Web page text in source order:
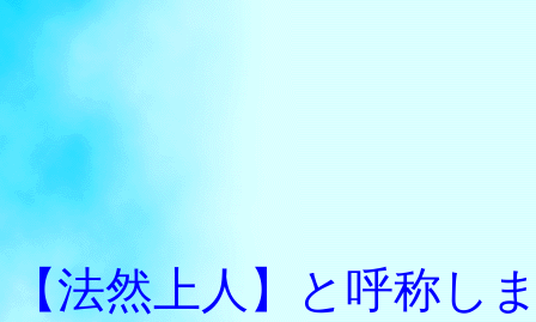
私たち
【法然上人】と呼称し